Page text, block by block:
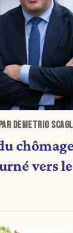
DEMETRIO
vers le